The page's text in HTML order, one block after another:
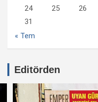
24
25 26
31
« Tem
Editörden